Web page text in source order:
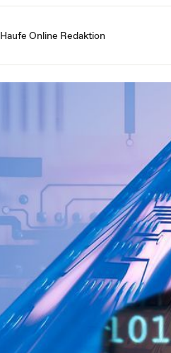
Haufe Online Redaktion